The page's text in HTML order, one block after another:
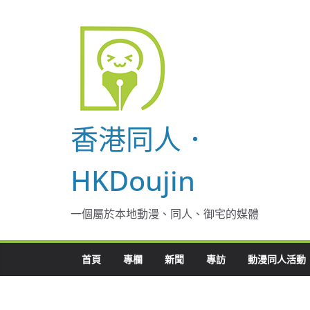
香港同人．
HKDoujin
一個屬於本地動漫、同人、御宅的媒體
首頁 專欄 新聞 專訪 動漫同人活動